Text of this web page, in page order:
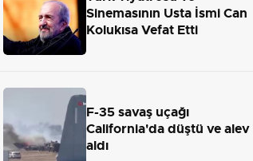
Sinemasının Usta İsmi Can
Kolukısa Vefat Etti
F-35 savaş uçağı
California'da düştü ve alev
aldı